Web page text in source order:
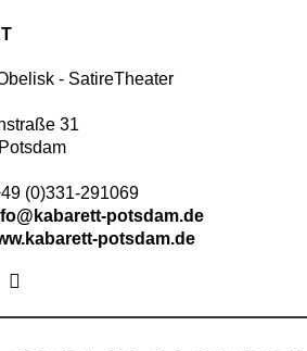
- SatireTheater
31
Potsdam
(0)331-291069
potsdam.de
potsdam.de